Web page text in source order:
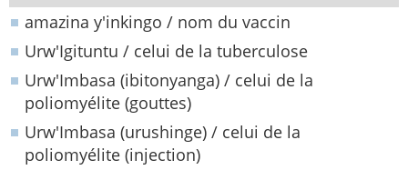
amazina y'inkingo / nom du vaccin
Urw'Igituntu / celui de la tuberculose
Urw'Imbasa (ibitonyanga) / celui de la
poliomyélite (gouttes)
Urw'Imbasa (urushinge) / celui de la
poliomyélite (injection)